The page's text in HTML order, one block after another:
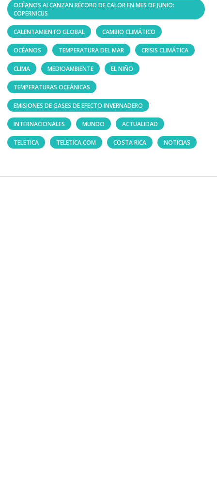
OCÉANOS ALCANZAN RÉCORD DE CALOR EN MES DE JUNIO:
COPERNICUS
CALENTAMIENTO GLOBAL CAMBIO CLIMÁTICO
OCÉANOS TEMPERATURA DEL MAR CRISIS CLIMÁTICA
CLIMA MEDIOAMBIENTE EL NIÑO
TEMPERATURAS OCEÁNICAS
EMISIONES DE GASES DE EFECTO INVERNADERO
INTERNACIONALES MUNDO ACTUALIDAD
TELETICA TELETICA.COM COSTA RICA NOTICIAS